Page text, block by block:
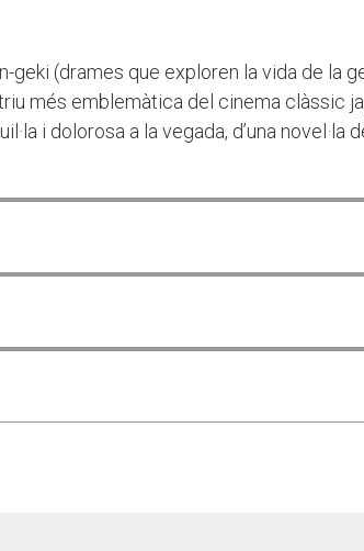
geki (drames que exploren la vida de la
més emblemàtica del cinema clàssic
i dolorosa a la vegada, d’una novel·la